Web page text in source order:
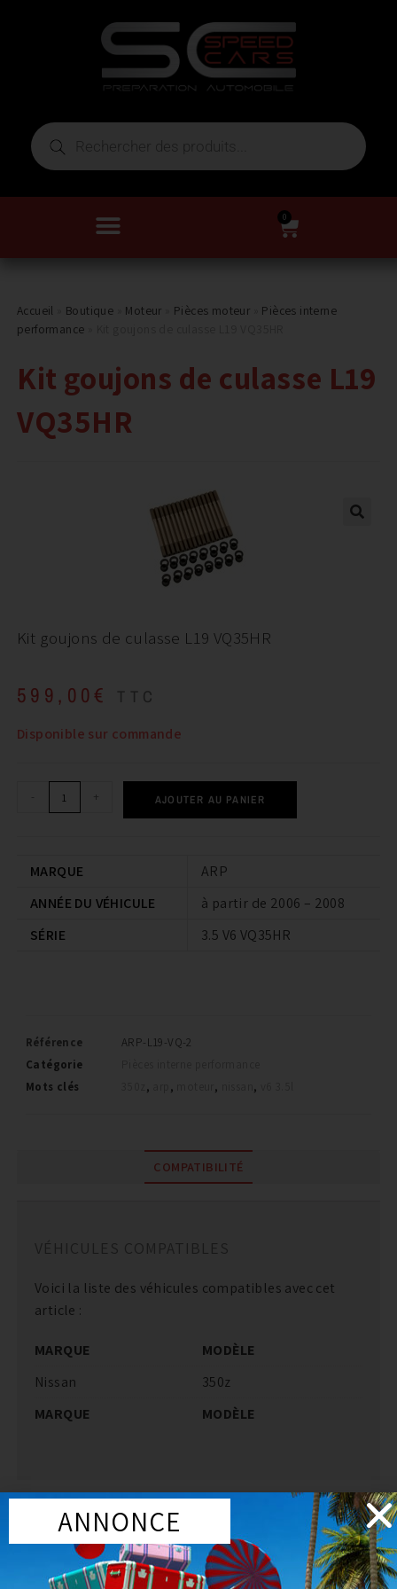
0
Accueil Boutique Moteur Pièces moteur
Pièces interne
performance
Kit goujons de culasse L19
VQ35HR
Kit goujons de culasse L19 VQ35HR
599,00 € TTC
Disponible sur commande
- + AJOUTER AU PANIER
MARQUE
ARP
ANNÉE DU VÉHICULE
à partir de 2006 – 2008
SÉRIE
3.5 V6 VQ35HR
Référence
ARP-L19-VQ-2
Catégorie
Mots clés
, , , ,
COMPATIBILITÉ
VÉHICULES COMPATIBLES
Voici la liste des véhicules compatibles avec cet
article :
MARQUE MODÈLE
MARQUE MODÈLE
Nissan 350z
PRODUITS SIMILAIRES
ANNONCE